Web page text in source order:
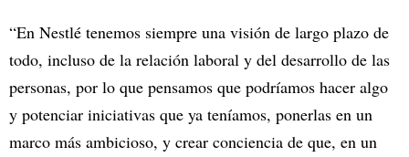
“En Nestlé tenemos siempre una visión de largo plazo de
todo, incluso de la relación laboral y del desarrollo de las
personas, por lo que pensamos que podríamos hacer algo
y potenciar iniciativas que ya teníamos, ponerlas en un
marco más ambicioso, y crear conciencia de que, en un